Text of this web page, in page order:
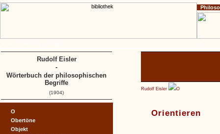
Rudolf Eisler O
Orientieren
O
Obertöne
Objekt
Rudolf Eisler
-
Wörterbuch der philosophischen
Begriffe
(1904)